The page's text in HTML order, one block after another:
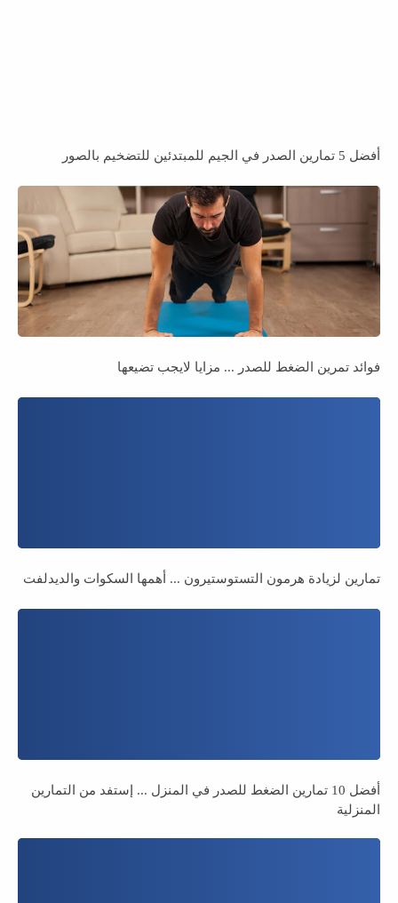
أفضل 5 تمارين الصدر في الجيم للمبتدئين للتضخيم بالصور
فوائد تمرين الضغط للصدر ... مزايا لايجب تضيعها
تمارين لزيادة هرمون التستوستيرون ... أهمها السكوات والديدلفت
أفضل 10 تمارين الضغط للصدر في المنزل ... إستفد من التمارين
المنزلية